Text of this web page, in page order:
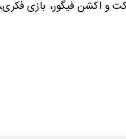
و اکشن فیگور، بازی